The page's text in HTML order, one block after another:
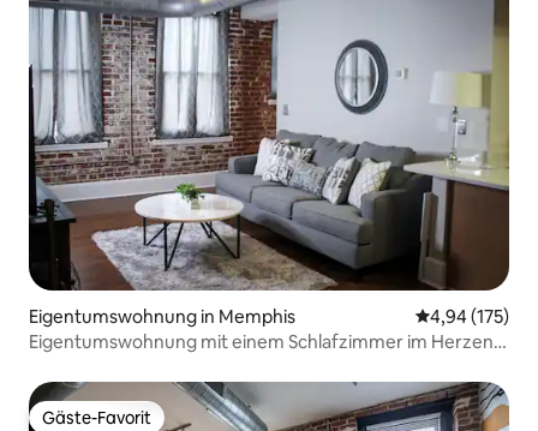
Eigentumswohnung in Memphis
4,94 (175)
Eigentumswohnung mit einem Schlafzimmer im Herzen
Gäste-Favorit